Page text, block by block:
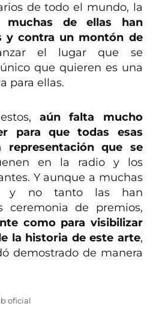
de todo el mundo, la
muchas de ellas han
y contra un montón de
el lugar que se
que quieren es una
para ellas.
aún falta mucho
para que todas esas
representación que se
en la radio y los
Y aunque a muchas
y no tanto las han
ceremonia de premios,
como para visibilizar
la historia de este arte,
demostrado de manera
oficial